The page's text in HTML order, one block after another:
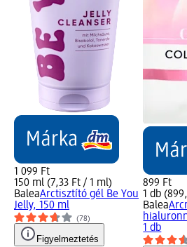
1 099 Ft
150 ml (7,33 Ft / 1 ml)
BaleaArctisztító gél Be You
Jelly, 150 ml
(78)
Figyelmeztetés
899 Ft
1 db
Balea
1 db